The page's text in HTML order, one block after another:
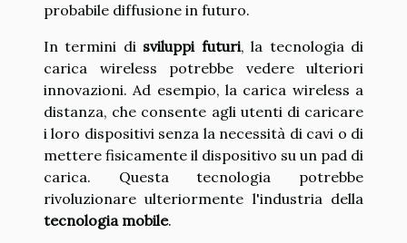
probabile diffusione in futuro.
In termini di sviluppi futuri, la tecnologia di
carica wireless potrebbe vedere ulteriori
innovazioni. Ad esempio, la carica wireless a
distanza, che consente agli utenti di caricare
i loro dispositivi senza la necessità di cavi o di
mettere fisicamente il dispositivo su un pad di
carica. Questa tecnologia potrebbe
rivoluzionare ulteriormente l'industria della
tecnologia mobile.